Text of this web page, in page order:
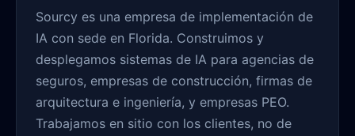
Sourcy es una empresa de implementación de
IA con sede en Florida. Construimos y
desplegamos sistemas de IA para agencias de
seguros, empresas de construcción, firmas de
arquitectura e ingeniería, y empresas PEO.
Trabajamos en sitio con los clientes, no de